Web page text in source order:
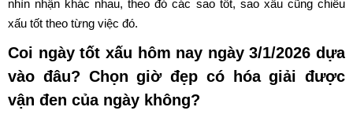
nhìn nhận khác nhau, theo đó các sao tốt, sao xấu cũng chiếu
xấu tốt theo từng việc đó.
Coi ngày tốt xấu hôm nay ngày 3/1/2026 dựa
vào đâu? Chọn giờ đẹp có hóa giải được
vận đen của ngày không?